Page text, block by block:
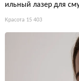
ильный лазер для
Красота 15 403